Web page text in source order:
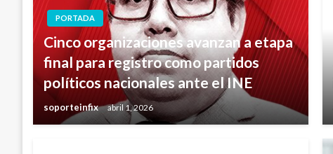
PORTADA
Cinco organizaciones avanzan a etapa
final para registro como partidos
políticos nacionales ante el INE
soporteinfix abril 1, 2026